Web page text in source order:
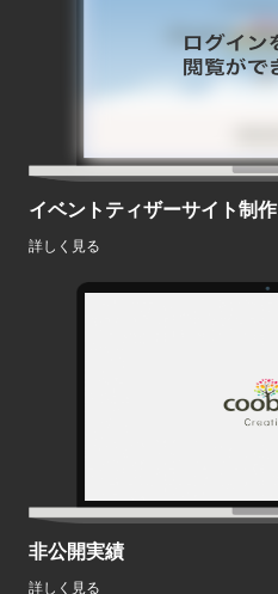
イベントティザーサイト制作
詳しく見る
非公開実績
詳しく見る